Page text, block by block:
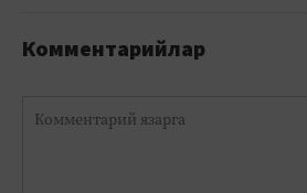
Комментарийлар